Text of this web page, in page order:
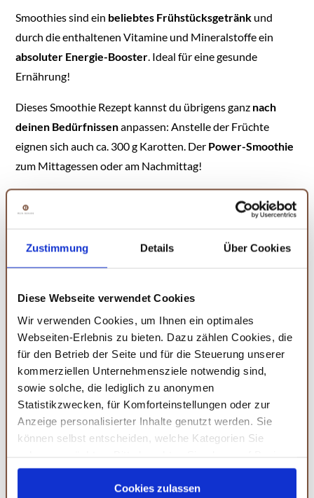
Zustimmung Details Über Cookies
Diese Webseite verwendet Cookies
Wir verwenden Cookies, um Ihnen ein optimales
Webseiten-Erlebnis zu bieten. Dazu zählen Cookies, die
für den Betrieb der Seite und für die Steuerung unserer
kommerziellen Unternehmensziele notwendig sind,
sowie solche, die lediglich zu anonymen
Statistikzwecken, für Komforteinstellungen oder zur
Anzeige personalisierter Inhalte genutzt werden. Sie
können selbst entscheiden, welche Kategorien Sie
Ihrer Einstellungen womöglich nicht mehr alle
Serviceleistungen auf der Seite zur Verfügung stehen.
Cookies zulassen
Smoothies sind ein beliebtes Frühstücksgetränk und
durch die enthaltenen Vitamine und Mineralstoffe ein
absoluter Energie-Booster. Ideal für eine gesunde
Ernährung!
Dieses Smoothie Rezept kannst du übrigens ganz nach
deinen Bedürfnissenanpassen: Anstelle der Früchte
eignen sich auch ca. 300 g Karotten. Der Power-Smoothie
zum Mittagessen oder am Nachmittag!
leicht scharfes Aroma
gesunde
Vitamin C auch Magnesium, Eisen, Kalzium, Kalium,
Grund wird die Knolle auch oftmals als
verwendet, da diese entzündungshemmend und
antibakteriell wirken soll.
Andere Gewürz-Booster sind auch:
Kurkuma
Gewürz,Ceylon Zimt,Ingwer Gewürzoder das
Gewürz.Kurkuma undZimthaben eine
stoffwechselanregende- und
entzündungshemmendeWirkung,Ingwerregt den